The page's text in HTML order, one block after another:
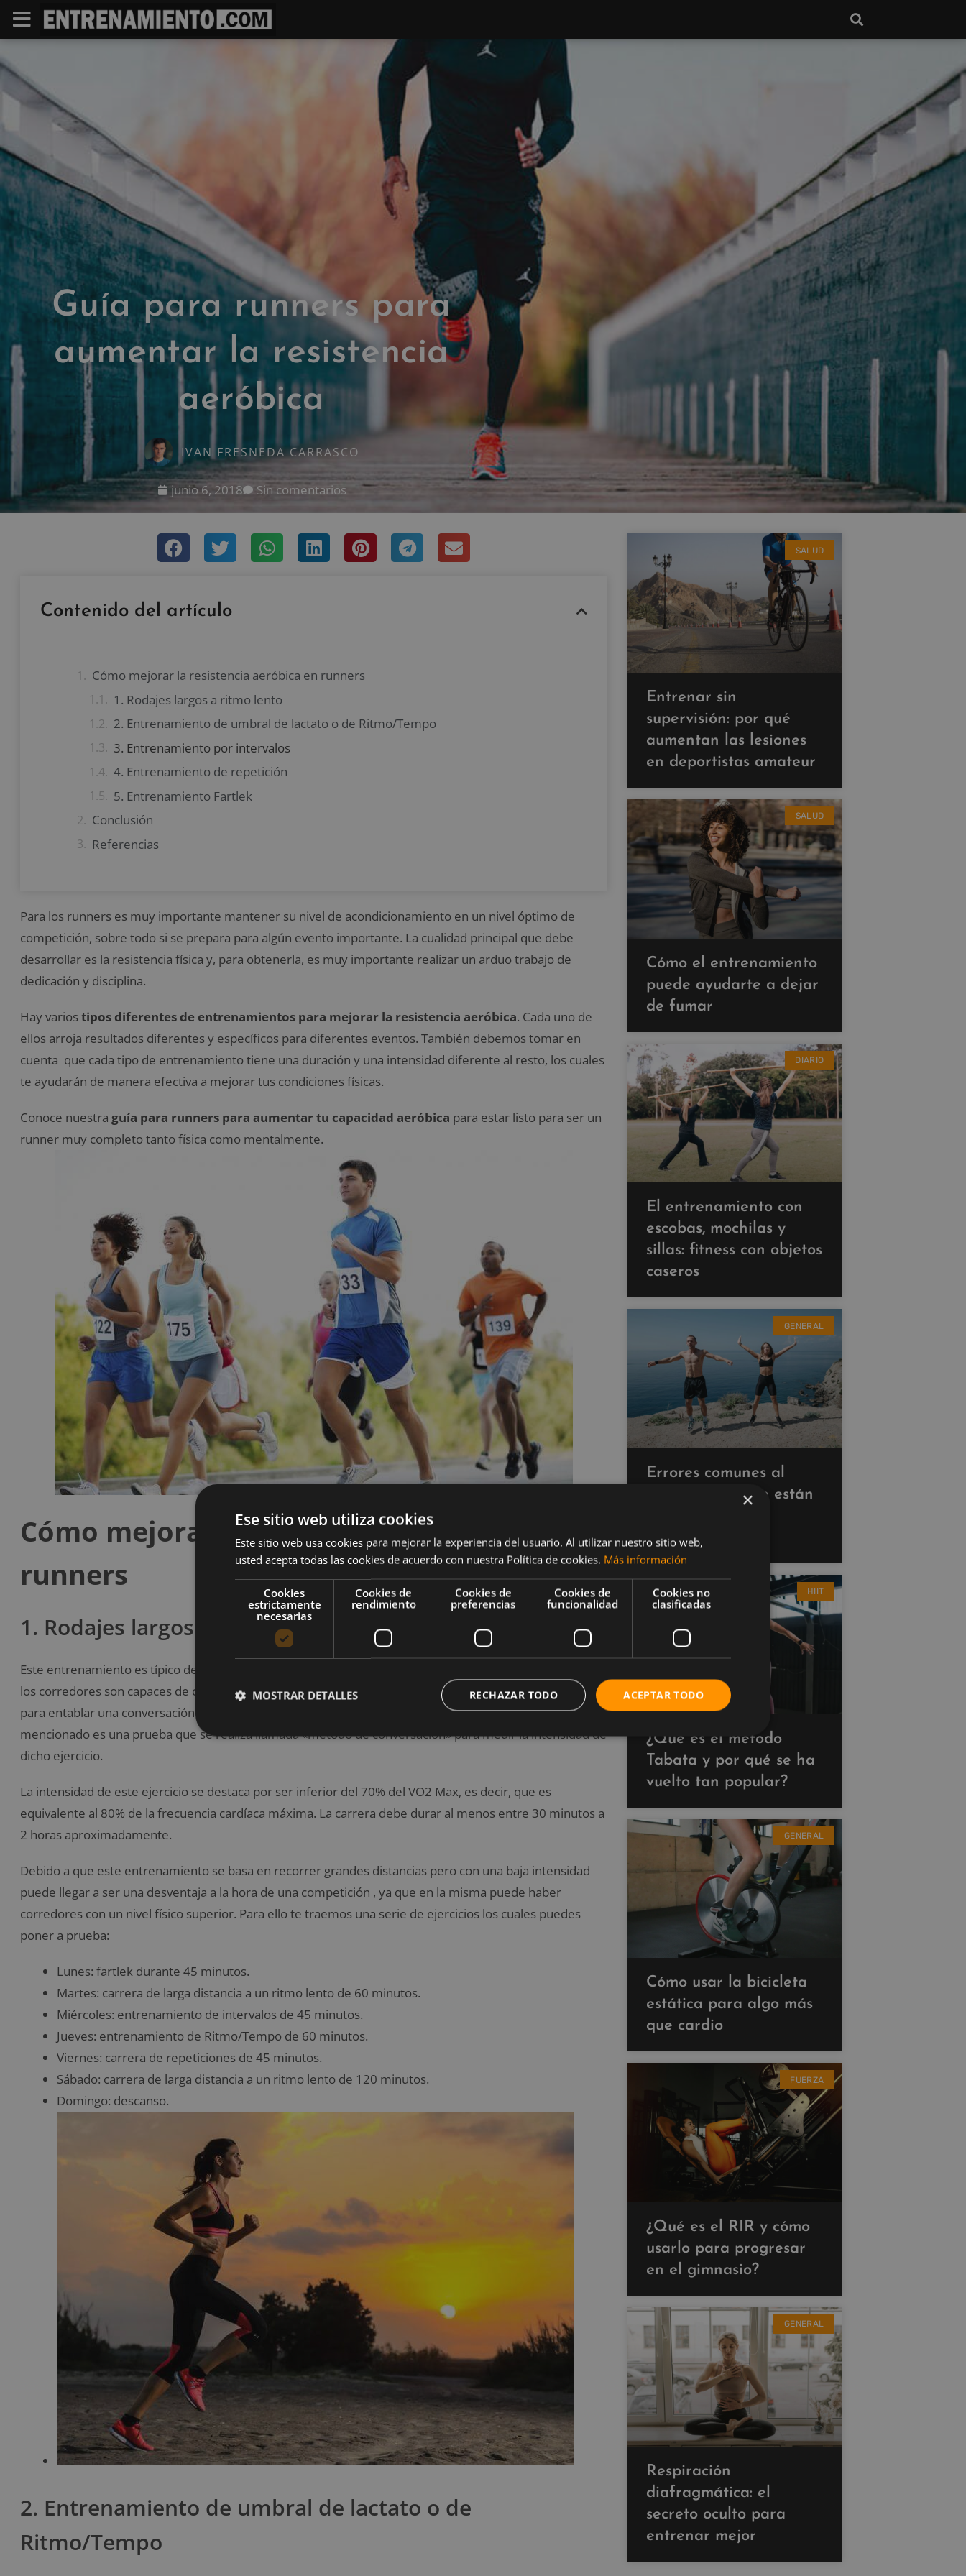
Guía para runners para
aumentar la resistencia
aeróbica
IVAN FRESNEDA CARRASCO
junio 6, 2018 Sin comentarios
Contenido del artículo
Cómo mejorar la resistencia aeróbica en runners
1. Rodajes largos a ritmo lento
2. Entrenamiento de umbral de lactato o de Ritmo/Tempo
3. Entrenamiento por intervalos
4. Entrenamiento de repetición
5. Entrenamiento Fartlek
Conclusión
Referencias
Para los runners es muy importante mantener su nivel de acondicionamiento en un nivel óptimo de
competición, sobre todo si se prepara para algún evento importante. La cualidad principal que debe
desarrollar es la resistencia física y, para obtenerla, es muy importante realizar un arduo trabajo de
dedicación y disciplina.
Hay variostipos diferentes de entrenamientos para mejorar la resistencia aeróbica. Cada uno de
ellos arroja resultados diferentes y específicos para diferentes eventos. También debemos tomar en
cuenta que cada tipo de entrenamiento tiene una duración y una intensidad diferente al resto, los cuales
te ayudarán de manera efectiva a mejorar tus condiciones físicas.
Conoce nuestra guía para runners para aumentar tu capacidad aeróbica para estar listo para ser un
runner muy completo tanto física como mentalmente.
Cómo mejorar la resistencia aeróbica en
runners
1. Rodajes largos a ritmo lento
Este entrenamiento es típico de los runners que destacan por recorrer largas distancias. Destaca porque
los corredores son capaces de correr largas distancias a un ritmo promedio, el cual pueda ser suficiente
para entablar una conversación algo cómoda mientras sin que el corredor esté muy agitado. Lo antes
mencionado es una prueba que se realiza llamada «método de conversación» para medir la intensidad de
dicho ejercicio.
La intensidad de este ejercicio se destaca por ser inferior del 70% del VO2 Max, es decir, que es
equivalente al 80% de la frecuencia cardíaca máxima. La carrera debe durar al menos entre 30 minutos a
2 horas aproximadamente.
Debido a que este entrenamiento se basa en recorrer grandes distancias pero con una baja intensidad
puede llegar a ser una desventaja a la hora de una competición , ya que en la misma puede haber
corredores con un nivel físico superior. Para ello te traemos una serie de ejercicios los cuales puedes
poner a prueba:
Lunes: fartlek durante 45 minutos.
Martes: carrera de larga distancia a un ritmo lento de 60 minutos.
Miércoles: entrenamiento de intervalos de 45 minutos.
Jueves: entrenamiento de Ritmo/Tempo de 60 minutos.
Viernes: carrera de repeticiones de 45 minutos.
Sábado: carrera de larga distancia a un ritmo lento de 120 minutos.
Domingo: descanso.
2. Entrenamiento de umbral de lactato o de
Ritmo/Tempo
SALUD
Entrenar sin
supervisión: por qué
aumentan las lesiones
en deportistas amateur
SALUD
Cómo el entrenamiento
puede ayudarte a dejar
de fumar
DIARIO
El entrenamiento con
escobas, mochilas y
sillas: fitness con objetos
caseros
GENERAL
Errores comunes al
hacer cardio que están
resultados
HIIT
¿Qué es el método
Tabata y por qué se ha
vuelto tan popular?
GENERAL
Cómo usar la bicicleta
estática para algo más
que cardio
FUERZA
¿Qué es el RIR y cómo
usarlo para progresar
en el gimnasio?
GENERAL
Respiración
diafragmática: el
secreto oculto para
entrenar mejor
×
Ese sitio web utiliza cookies
Este sitio web usa cookies para mejorar la experiencia del usuario. Al utilizar nuestro sitio web,
usted acepta todas las cookies de acuerdo con nuestra Política de cookies. Más información
Cookies
estrictamente
necesarias
Cookies de
rendimiento
Cookies de
preferencias
Cookies de
funcionalidad
Cookies no
clasificadas
ACEPTAR TODO
RECHAZAR TODO
MOSTRAR DETALLES